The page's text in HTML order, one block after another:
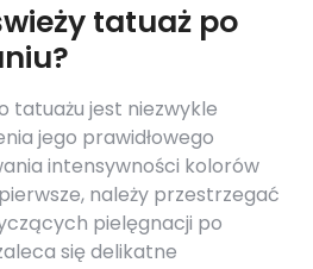
tatuaż po
tatuażu jest niezwykle
jego prawidłowego
intensywności kolorów
należy przestrzegać
pielęgnacji po
się delikatne